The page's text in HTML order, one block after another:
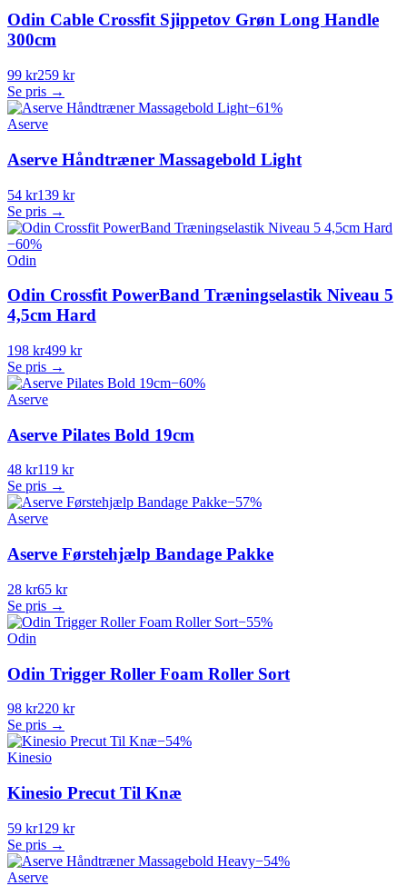
Odin Cable Crossfit Sjippetov Grøn Long Handle
300cm
99 kr259 kr
Se pris →
−61%
Aserve
Aserve Håndtræner Massagebold Light
54 kr139 kr
Se pris →
−60%
Odin
Odin Crossfit PowerBand Træningselastik Niveau 5
4,5cm Hard
198 kr499 kr
Se pris →
−60%
Aserve
Aserve Pilates Bold 19cm
48 kr119 kr
Se pris →
−57%
Aserve
Aserve Førstehjælp Bandage Pakke
28 kr65 kr
Se pris →
−55%
Odin
Odin Trigger Roller Foam Roller Sort
98 kr220 kr
Se pris →
−54%
Kinesio
Kinesio Precut Til Knæ
59 kr129 kr
Se pris →
−54%
Aserve